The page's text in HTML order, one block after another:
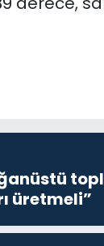
üretmeli”